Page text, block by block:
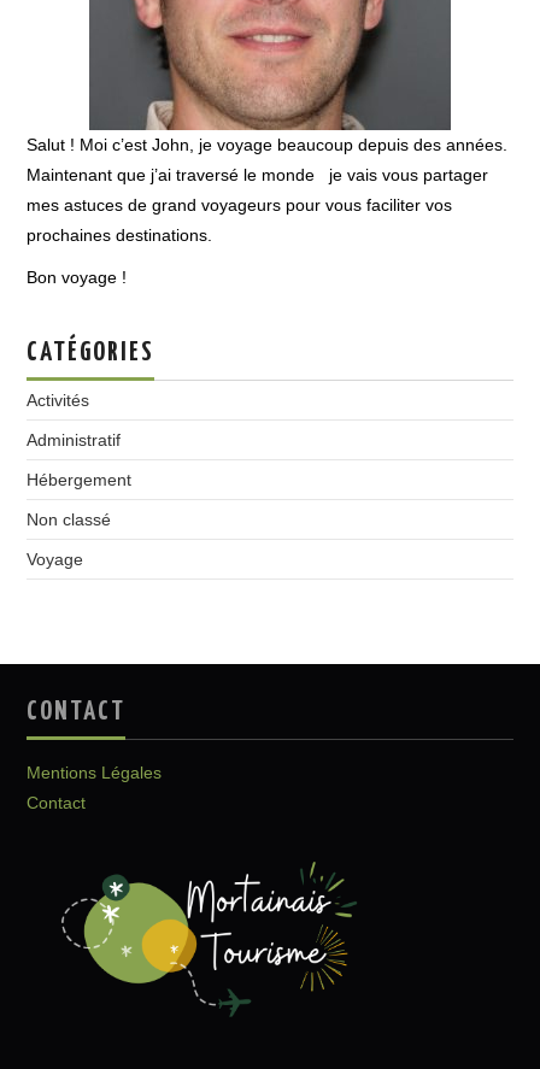
Salut ! Moi c’est John, je voyage beaucoup depuis des années.
Maintenant que j’ai traversé le monde je vais vous partager
mes astuces de grand voyageurs pour vous faciliter vos
prochaines destinations.
Bon voyage !
CATÉGORIES
Activités
Administratif
Hébergement
Non classé
Voyage
CONTACT
Mentions Légales
Contact